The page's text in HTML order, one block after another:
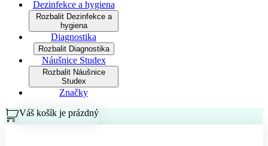
Dezinfekce a hygiena
Rozbalit Dezinfekce a
hygiena
Diagnostika
Rozbalit Diagnostika
Náušnice Studex
Rozbalit Náušnice
Studex
Značky
Váš košík je prázdný